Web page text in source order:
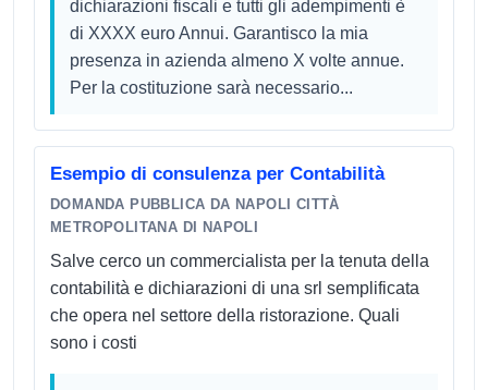
dichiarazioni fiscali e tutti gli adempimenti è
di XXXX euro Annui. Garantisco la mia
presenza in azienda almeno X volte annue.
Per la costituzione sarà necessario...
Esempio di consulenza per Contabilità
DOMANDA PUBBLICA DA NAPOLI CITTÀ
METROPOLITANA DI NAPOLI
Salve cerco un commercialista per la tenuta della
contabilità e dichiarazioni di una srl semplificata
che opera nel settore della ristorazione. Quali
sono i costi